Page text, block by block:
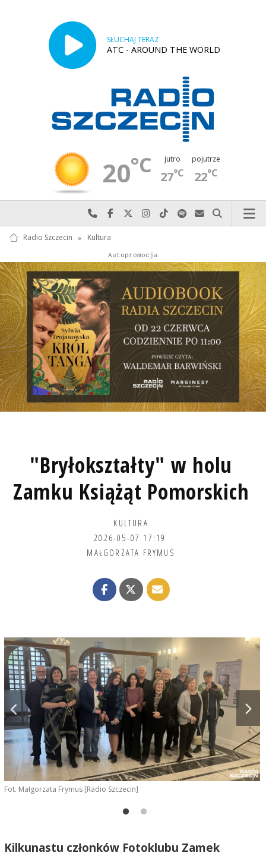
SŁUCHAJ TERAZ
ATC - AROUND THE WORLD
20°C jutro
27°C
pojutrze
22°C
Najlepiej po prostu do nas zadzwoń
Odwiedź nas na Facebook-u
Odwiedź nas na X
Odwiedź nas na Instagram-ie
Odwiedź nas na TikTok-u
Szukaj nas na Spotify
Wyślij do nas
Szukaj
Radio Szczecin » Kultura
Reklama
Autopromocja
"Bryłokształty" w holu
Zamku Książąt Pomorskich
KULTURA
2026-05-07 17:19
MAŁGORZATA FRYMUS
Fot. Małgorzata Frymus [Radio Szczecin]
Kilkunastu członków Fotoklubu Zamek